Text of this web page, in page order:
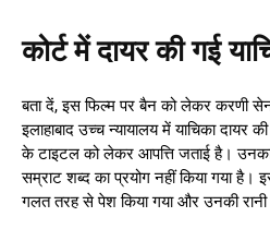
कोर्ट में दायर की गई
बता दें, इस फिल्म पर बैन को लेकर करणी
इलाहाबाद उच्च न्यायालय में याचिका दायर
के टाइटल को लेकर आपत्ति जताई है।
सम्राट शब्द का प्रयोग नहीं किया गया है।
गलत तरह से पेश किया गया और उनकी